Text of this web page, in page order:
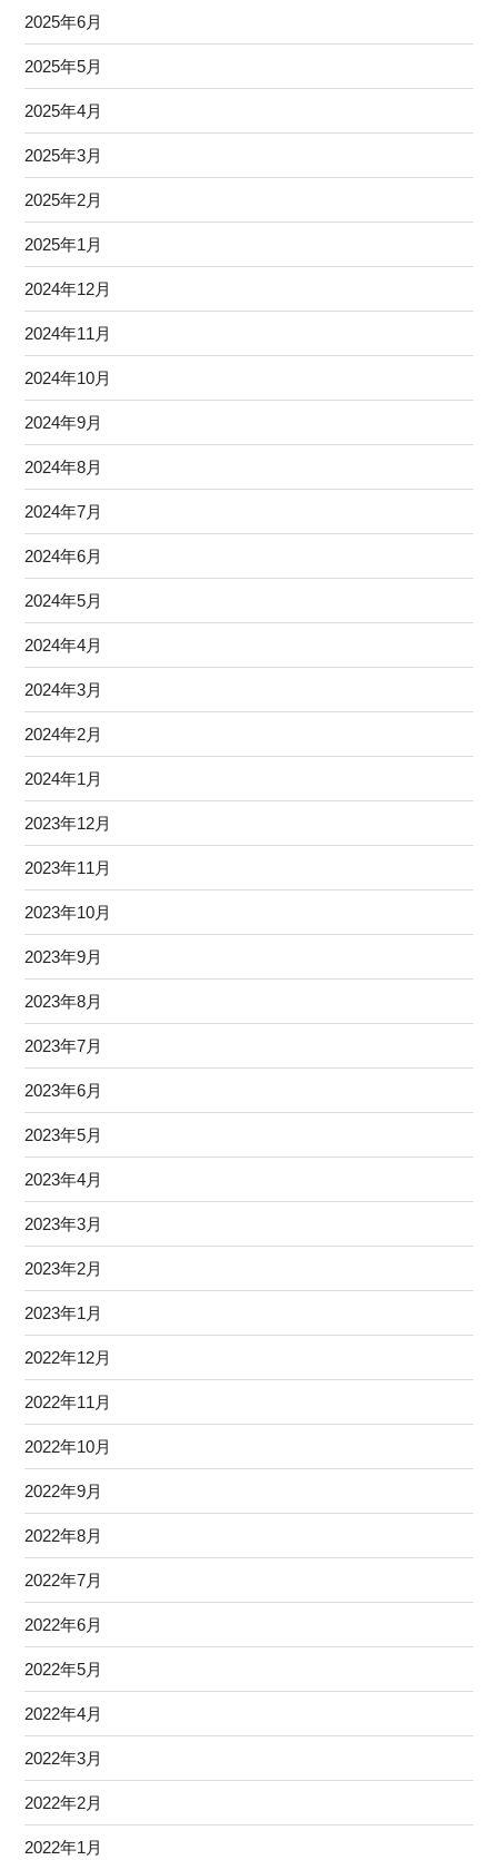
2025年6月
2025年5月
2025年4月
2025年3月
2025年2月
2025年1月
2024年12月
2024年11月
2024年10月
2024年9月
2024年8月
2024年7月
2024年6月
2024年5月
2024年4月
2024年3月
2024年2月
2024年1月
2023年12月
2023年11月
2023年10月
2023年9月
2023年8月
2023年7月
2023年6月
2023年5月
2023年4月
2023年3月
2023年2月
2023年1月
2022年12月
2022年11月
2022年10月
2022年9月
2022年8月
2022年7月
2022年6月
2022年5月
2022年4月
2022年3月
2022年2月
2022年1月